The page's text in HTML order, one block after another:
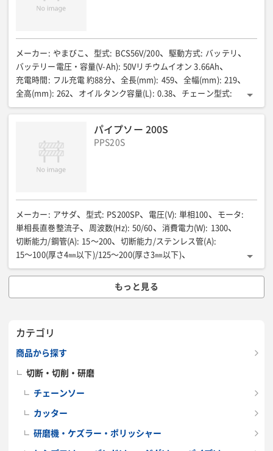
メーカー : やまびこ 型式: BCS56V/200 駆動方式: バッテリ
バッテリー電圧・容量(V-Ah): 50Vリチウムイオン 3.66Ah
充電時間 : フル充電 約88分 全長(mm): 459 全幅(mm): 219
全高(mm): 262 オイルタンク容量(L): 0.38 チェーン型式:
90PX-52E
質量(kg): 3.1 チェーンサイズ: ー バッテリー: ー
パイプソー 200S
PPS20S
メーカー : アサダ 型式: PS200SP 電圧(V): 単相100 モータ :
単相長直巻整流子
周波数(Hz): 50/60 消費電力(W): 1300
切断能力/鋼管(A): 15〜200 切断能力/ステンレス管(A):
15〜100(厚さ4㎜以下)/125〜200(厚さ3㎜以下)
ストローク数(min-1{回/分}): 700〜2060 ストローク長(mm):
全幅(mm) : 92 全高(mm)
もっと見る
カテゴリ
商品から探す
切断・切削・研磨
チェーンソー
カッター
研磨機・ケズラー・ポリッシャー